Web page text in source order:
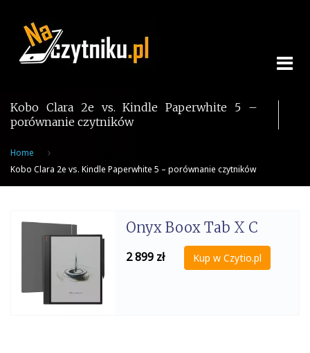
content
Kobo Clara 2e vs. Kindle Paperwhite 5 –
porównanie czytników
Home
Kobo Clara 2e vs. Kindle Paperwhite 5 – porównanie czytników
Onyx Boox Tab X C
2 899 zł Kup w Czytio.pl